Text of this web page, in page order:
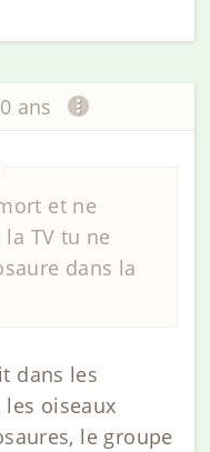
ans
et ne
TV tu ne
dans la
dans les
les oiseaux
le groupe